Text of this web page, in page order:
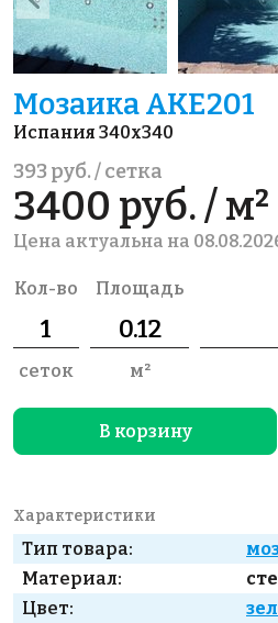
Мозаика AKE201
Испания 340x340
393 руб. / сетка
3400 руб. / м²
Цена актуальна на
Кол-во
сеток
Площадь
м²
В корзину
Характеристики
Тип товара:
Материал:
Цвет: